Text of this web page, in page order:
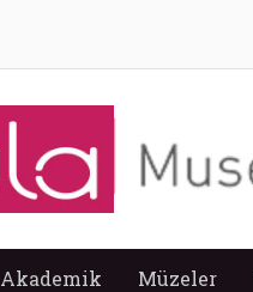
Akademik Müzeler